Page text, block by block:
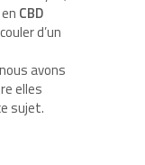
CBD
d’un
avons
elles
sujet.